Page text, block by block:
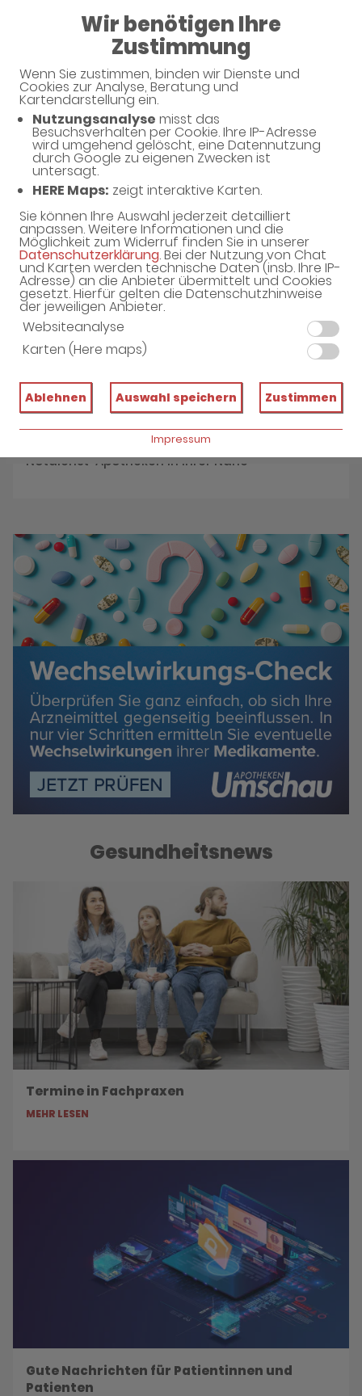
Wir benötigen Ihre
Zustimmung
Wenn Sie zustimmen, binden wir Dienste und
Cookies zur Analyse, Beratung und
Kartendarstellung ein.
Nutzungsanalyse misst das
Besuchsverhalten per Cookie. Ihre IP-Adresse
wird umgehend gelöscht, eine Datennutzung
durch Google zu eigenen Zwecken ist
untersagt.
HERE Maps: zeigt interaktive Karten.
Sie können Ihre Auswahl jederzeit detailliert
anpassen. Weitere Informationen und die
Möglichkeit zum Widerruf finden Sie in unserer
Datenschutzerklärung. Bei der Nutzung von Chat
und Karten werden technische Daten (insb. Ihre IP-
Adresse) an die Anbieter übermittelt und Cookies
gesetzt. Hierfür gelten die Datenschutzhinweise
der jeweiligen Anbieter.
Websiteanalyse
Karten (Here maps)
Ablehnen Auswahl speichern Zustimmen
Impressum
08:30 - 13:00
Apotheke am Rathaus
Willkommen in Ihrer Apotheke
Ihre Gesundheitsberatung vor Ort
Unverbindliche Reservierung
Notdienst-Apotheken in Ihrer Nähe
Gesundheitsnews
Termine in Fachpraxen
MEHR LESEN
Gute Nachrichten für Patientinnen und
Patienten